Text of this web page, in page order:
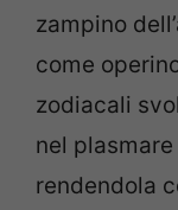
zampino
come
zodiacali
nel
rendendola